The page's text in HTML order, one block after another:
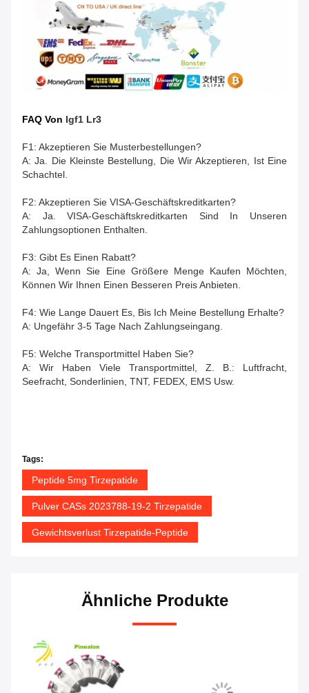
FAQ Von IGf1 Lr3
F1: Akzeptieren Sie Musterbestellungen?
A: Ja. Die Kleinste Bestellung, Die Wir Akzeptieren, Ist Eine
Schachtel.
F2: Akzeptieren Sie VISA-Geschäftskreditkarten?
A: Ja. VISA-Geschäftskreditkarten Sind In Unseren
Zahlungsoptionen Enthalten.
F3: Gibt Es Einen Rabatt?
A: Ja, Wenn Sie Eine Größere Menge Kaufen Möchten,
Können Wir Ihnen Einen Besseren Preis Anbieten.
F4: Wie Lange Dauert Es, Bis Ich Meine Bestellung Erhalte?
A: Ungefähr 3-5 Tage Nach Zahlungseingang.
F5: Welche Transportmittel Haben Sie?
A: Wir Haben Viele Transportmittel, Z. B.: Luftfracht,
Seefracht, Sonderlinien, TNT, FEDEX, EMS Usw.
Tags:
Peptide 5mg Tirzepatide
Pulver CASs 2023788-19-2 Tirzepatide
Gewichtsverlust Tirzepatide-Peptide
Ähnliche Produkte